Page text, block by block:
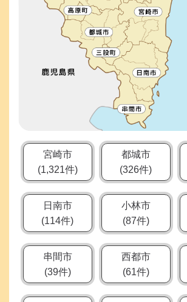
さ
れ
た
合、
院・
入
所
に
至
ら
い
程
度
の
高
齢
者、
宮崎市
(1,321件)
都城市
(326件)
日南市
(114件)
小林市
(87件)
串間市
(39件)
西都市
(61件)